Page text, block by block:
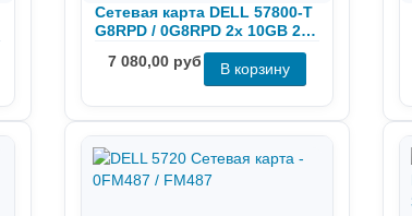
Сетевая карта DELL 57800-T
G8RPD / 0G8RPD 2x 10GB 2x
7 080,00 руб